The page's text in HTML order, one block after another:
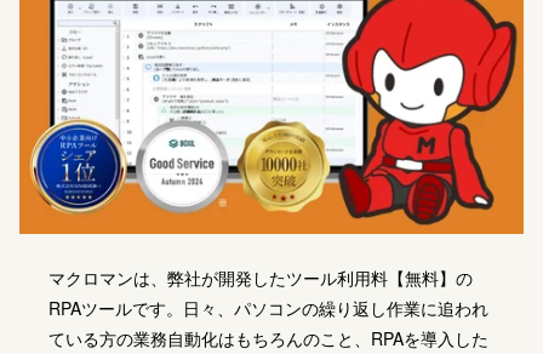
マクロマンは、弊社が開発したツール利用料【無料】の
RPAツールです。日々、パソコンの繰り返し作業に追われ
ている方の業務自動化はもちろんのこと、RPAを導入した